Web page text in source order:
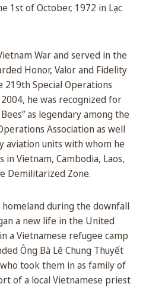
1st of October, 1972 in Lạc
War and served in the
Honor, Valor and Fidelity
Special Operations
2004, he was recognized for
as legendary among the
Association as well
aviation units with whom he
Vietnam, Cambodia, Laos,
Demilitarized Zone.
during the downfall
a new life in the United
a Vietnamese refugee camp
Ông Bà Lê Chung Thuyết
took them in as family of
of a local Vietnamese priest